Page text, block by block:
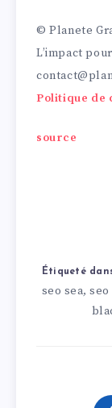
© Planete
L’impact
Politique de
source
Étiqueté
seo sea, seo